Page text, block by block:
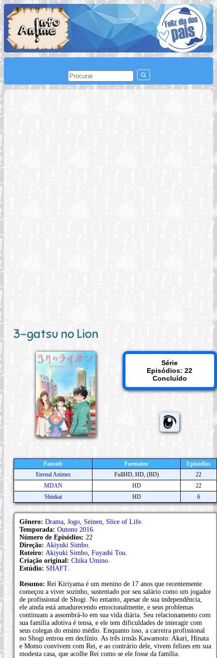
3-gatsu no Lion
Série
Episódios: 22
Concluído
Fansub Formatos
Episódios
Eternal Animes
FullHD, HD, (BD)
22
MDAN
HD
22
Shinkai
HD 6
Gênero: Drama Jogo Seinen Slice of Life
Temporada: Outono 2016
Número de Episódios: 22
Direção: Akiyuki Simbo
Roteiro: Akiyuki Simbo Fuyashi Tou
Criação original: Chika Umino
Estúdio: SHAFT
Resumo: Rei Kiriyama é um menino de 17 anos que recentemente
começou a viver sozinho, sustentado por seu salário como um jogador
de profissional de Shogi. No entanto, apesar de sua independência,
ele ainda está amadurecendo emocionalmente, e seus problemas
continuam a assombrá-lo em sua vida diária. Seu relacionamento com
sua família adotiva é tensa, e ele tem dificuldades de interagir com
seus colegas do ensino médio. Enquanto isso, a carreira profissional
no Shogi entrou em declínio. As três irmãs Kawamoto: Akari, Hinata
e Momo convivem com Rei, e ao contrário dele, vivem felizes em sua
modesta casa, que acolhe Rei como se ele fosse da família.